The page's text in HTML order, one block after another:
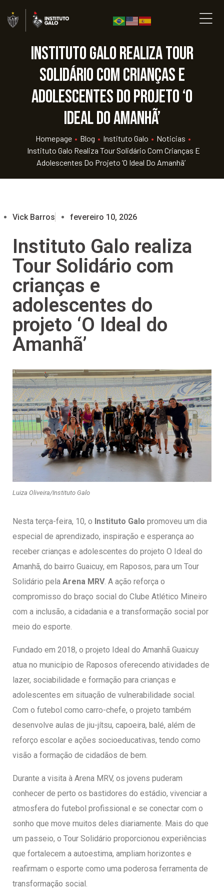
Instituto Galo realiza Tour
Solidário com crianças e
adolescentes do projeto ‘O
Ideal do Amanhã’
Homepage • Blog • Instituto Galo • Noticias •
Instituto Galo Realiza Tour Solidário Com Crianças E
Adolescentes Do Projeto ‘O Ideal Do Amanhã’
Vick Barros fevereiro 10, 2026
Instituto Galo realiza
Tour Solidário com
crianças e
adolescentes do
projeto ‘O Ideal do
Amanhã’
Luiza Oliveira/Instituto Galo
Nesta terça-feira, 10, o Instituto Galo promoveu um dia
especial de aprendizado, inspiração e esperança ao
receber crianças e adolescentes do projeto O Ideal do
Amanhã, do bairro Guaicuy, em Raposos, para um Tour
Solidário pela Arena MRV. A ação reforça o
compromisso do braço social do Clube Atlético Mineiro
com a inclusão, a cidadania e a transformação social por
meio do esporte.
Fundado em 2018, o projeto Ideal do Amanhã Guaicuy
atua no município de Raposos oferecendo atividades de
lazer, sociabilidade e formação para crianças e
adolescentes em situação de vulnerabilidade social.
Com o futebol como carro-chefe, o projeto também
desenvolve aulas de jiu-jítsu, capoeira, balé, além de
reforço escolar e ações socioeducativas, tendo como
visão a formação de cidadãos de bem.
Durante a visita à Arena MRV, os jovens puderam
conhecer de perto os bastidores do estádio, vivenciar a
atmosfera do futebol profissional e se conectar com o
sonho que move muitos deles diariamente. Mais do que
um passeio, o Tour Solidário proporcionou experiências
que fortalecem a autoestima, ampliam horizontes e
reafirmam o esporte como uma poderosa ferramenta de
transformação social.